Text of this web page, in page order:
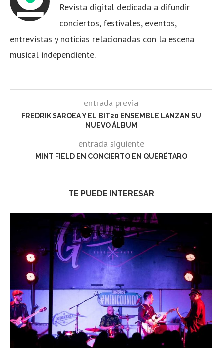
Revista digital dedicada a difundir
conciertos, festivales, eventos,
entrevistas y noticias relacionadas con la escena
musical independiente.
entrada previa
FREDRIK SAROEA Y EL BIT20 ENSEMBLE LANZAN SU
NUEVO ÁLBUM
entrada siguiente
MINT FIELD EN CONCIERTO EN QUERÉTARO
TE PUEDE INTERESAR